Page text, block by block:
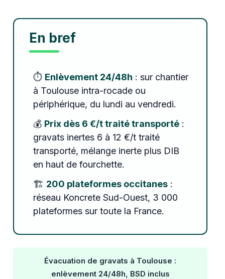
En bref
⏱️ Enlèvement 24/48h : sur chantier
à Toulouse intra-rocade ou
périphérique, du lundi au vendredi.
💰 Prix dès 6 €/t traité transporté:
gravats inertes 6 à 12 €/t traité
transporté, mélange inerte plus DIB
en haut de fourchette.
🏗️ 200 plateformes occitanes:
réseau Koncrete Sud-Ouest, 3 000
plateformes sur toute la France.
Évacuation de gravats à Toulouse :
enlèvement 24/48h, BSD inclus